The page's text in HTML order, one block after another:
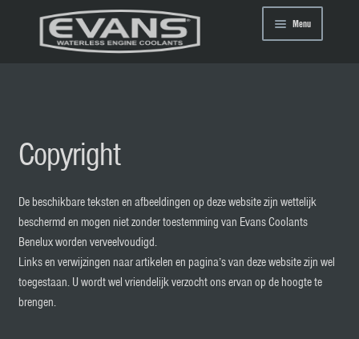
Ga
door
Ga
direct
Menu
Leveranciers
Webshop
Copyright
De beschikbare teksten en afbeeldingen op deze website zijn wettelijk
beschermd en mogen niet zonder toestemming van Evans Coolants
Benelux worden verveelvoudigd.
Links en verwijzingen naar artikelen en pagina’s van deze website zijn wel
toegestaan. U wordt wel vriendelijk verzocht ons ervan op de hoogte te
brengen.